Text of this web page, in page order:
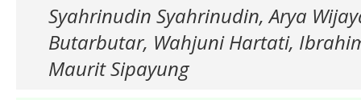
Syahrinudin Syahrinudin, Arya
Butarbutar, Wahjuni Hartati,
Maurit Sipayung